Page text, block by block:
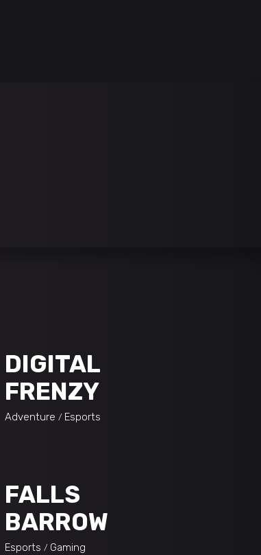
DIGITAL
FRENZY
Adventure Esports
FALLS
BARROW
Esports Gaming